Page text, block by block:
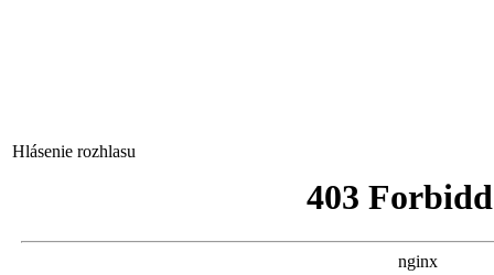
Hlásenie rozhlasu